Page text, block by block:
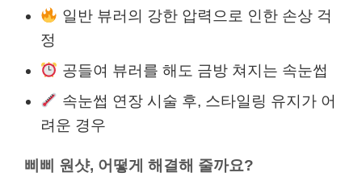
일반 뷰러의 강한 압력으로 인한 손상 걱
정
공들여 뷰러를 해도 금방 쳐지는 속눈썹
속눈썹 연장 시술 후, 스타일링 유지가 어
려운 경우
삐삐 원샷, 어떻게 해결해 줄까요?